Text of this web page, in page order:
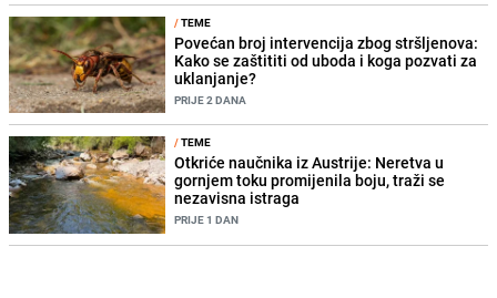
/TEME
Povećan broj intervencija zbog stršljenova:
Kako se zaštititi od uboda i koga pozvati za
uklanjanje?
PRIJE 2 DANA
/TEME
Otkriće naučnika iz Austrije: Neretva u
gornjem toku promijenila boju, traži se
nezavisna istraga
PRIJE 1 DAN